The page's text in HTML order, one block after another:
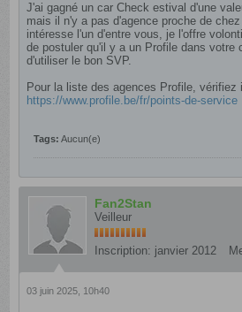
J'ai gagné un car Check estival d'une
mais il n'y a pas d'agence proche de
intéresse l'un d'entre vous, je l'offre
de postuler qu'il y a un Profile dans votre
d'utiliser le bon SVP.
Pour la liste des agences Profile, vérifiez
https://www.profile.be/fr/points-de-service​
Tags: Aucun(e)
Fan2Stan
Veilleur
Inscription: janvier 2012
03 juin 2025, 10h40